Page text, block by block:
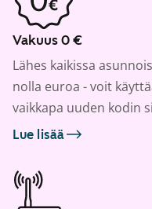
Vakuus 0 €
Lähes kaikissa
nolla euroa - voit
vaikkapa uuden kodin
Lue lisää